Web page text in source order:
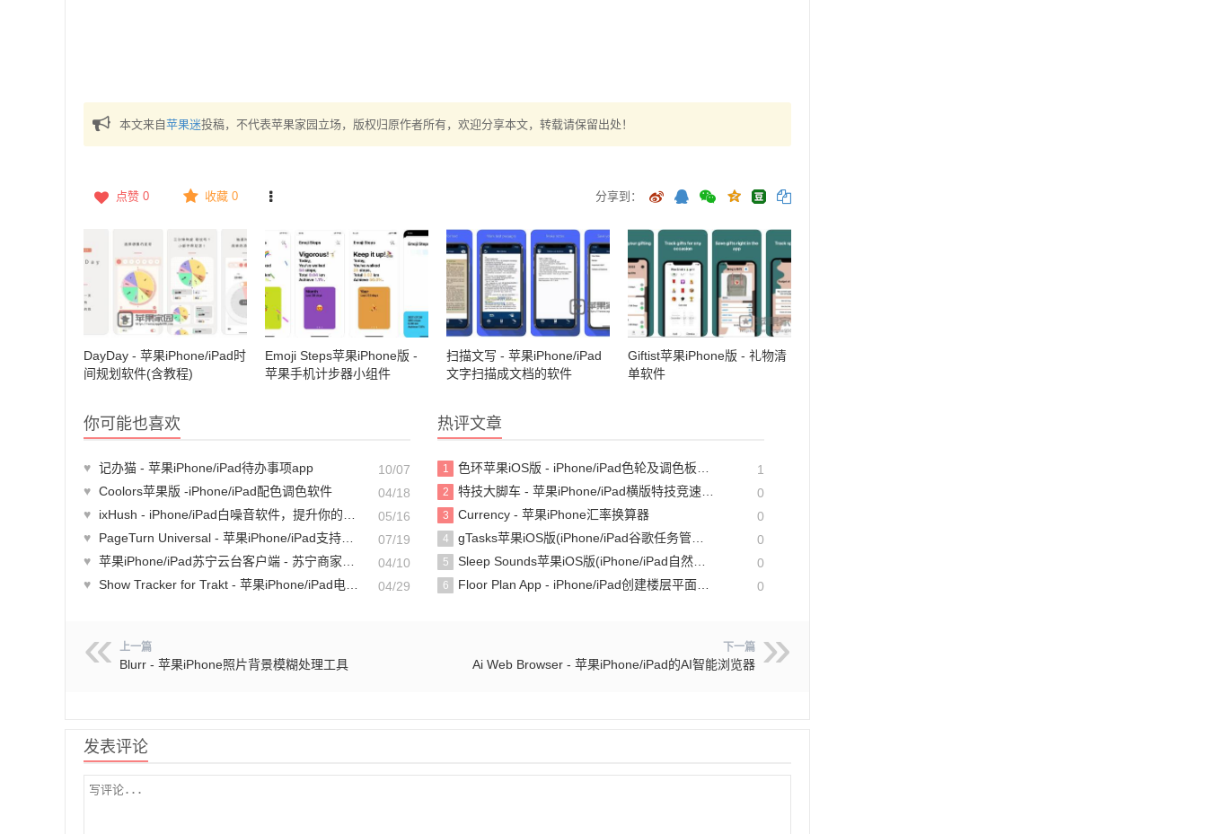
本文来自苹果迷投稿，不代表苹果家园立场，版权归原作者所有，欢迎分享本文，转载请保留出处！
点赞 0 收藏 0 分享到：
DayDay - 苹果iPhone/iPad时
间规划软件(含教程)
Emoji Steps苹果iPhone版 -
苹果手机计步器小组件
扫描文写 - 苹果iPhone/iPad
文字扫描成文档的软件
Giftist苹果iPhone版 - 礼物清
单软件
你可能也喜欢
♥ 记办猫 - 苹果iPhone/iPad待办事项app
10/07
♥ Coolors苹果版 -iPhone/iPad配色调色软件
04/18
♥
ixHush - iPhone/iPad白噪音软件，提升你的专注力和情绪健康
05/16
♥
PageTurn Universal - 苹果iPhone/iPad支持手势翻页的PDF阅读器
07/19
♥ 苹果iPhone/iPad苏宁云台客户端 - 苏宁商家版iOS版
04/10
♥ Show Tracker for Trakt - 苹果iPhone/iPad电视电影跟踪管理软件 04/29
热评文章
1 色环苹果iOS版 - iPhone/iPad色轮及调色板工具 1
2 特技大脚车 - 苹果iPhone/iPad横版特技竞速游戏 0
3 Currency - 苹果iPhone汇率换算器 0
4 gTasks苹果iOS版(iPhone/iPad谷歌任务管理软件) 0
5 Sleep Sounds苹果iOS版(iPhone/iPad自然声和雨声白噪音软件) 0
6 Floor Plan App - iPhone/iPad创建楼层平面图的工具 0
上一篇
Blurr - 苹果iPhone照片背景模糊处理工具
下一篇
Ai Web Browser - 苹果iPhone/iPad的AI智能浏览器
发表评论